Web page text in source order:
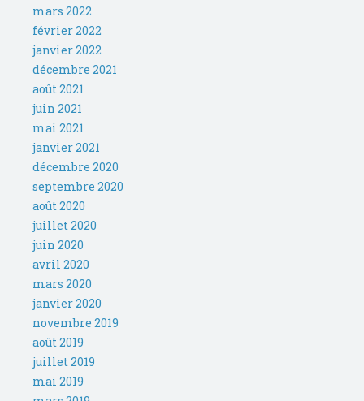
mars 2022
février 2022
janvier 2022
décembre 2021
août 2021
juin 2021
mai 2021
janvier 2021
décembre 2020
septembre 2020
août 2020
juillet 2020
juin 2020
avril 2020
mars 2020
janvier 2020
novembre 2019
août 2019
juillet 2019
mai 2019